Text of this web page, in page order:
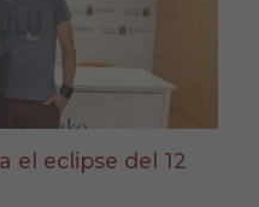
el eclipse del 12